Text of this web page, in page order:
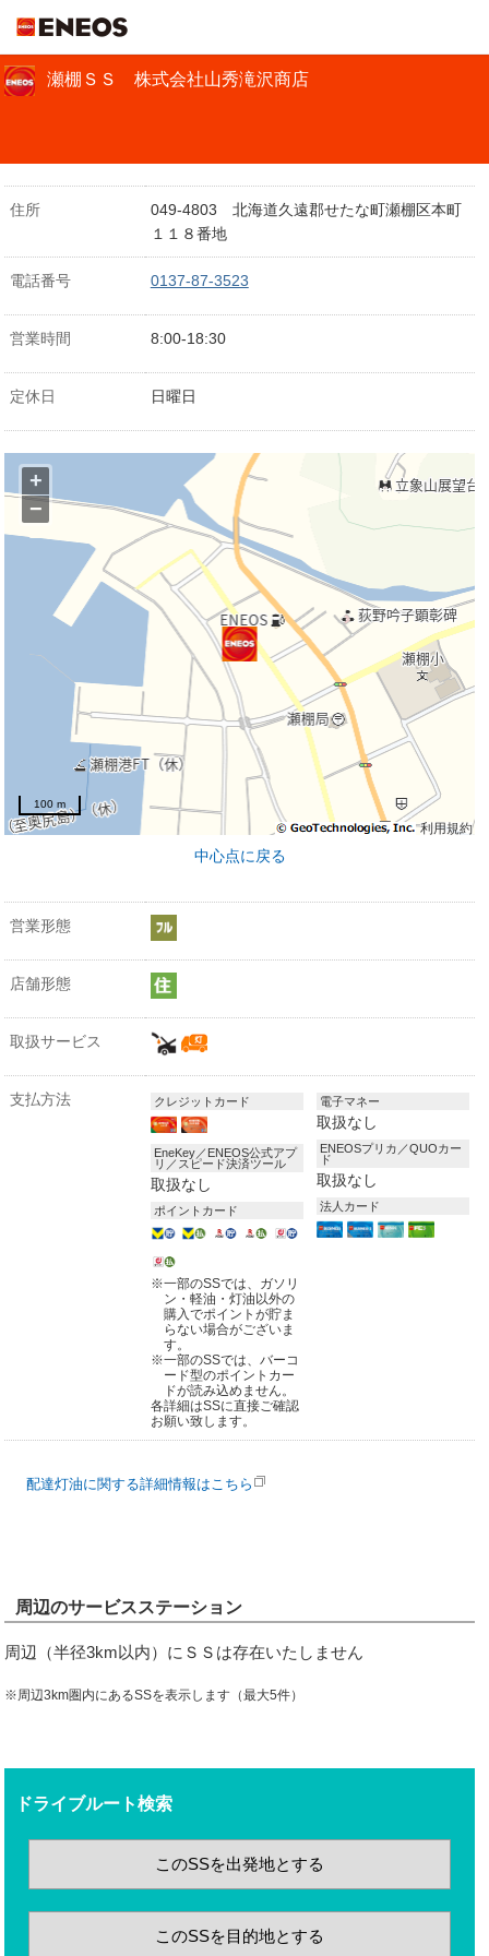
瀬棚ＳＳ 株式会社山秀滝沢商店
住所
049-4803 北海道久遠郡せたな町瀬棚区本町
１１８番地
電話番号 0137-87-3523
営業時間 8:00-18:30
定休日 日曜日
利用規約
+
−
100 m
中心点に戻る
営業形態
店舗形態
取扱サービス
支払方法 クレジットカード
EneKey／ENEOS公式アプ
リ／スピード決済ツール
取扱なし
ポイントカード
※一部のSSでは、ガソリ
ン・軽油・灯油以外の
購入でポイントが貯ま
らない場合がございま
す。
※一部のSSでは、バーコ
ード型のポイントカー
ドが読み込めません。
各詳細はSSに直接ご確認
お願い致します。
電子マネー
取扱なし
ENEOSプリカ／QUOカー
ド
取扱なし
法人カード
配達灯油に関する詳細情報はこちら
周辺のサービスステーション
周辺（半径3km以内）にＳＳは存在いたしません
※周辺3km圏内にあるSSを表示します（最大5件）
ドライブルート検索
このSSを出発地とする
このSSを目的地とする